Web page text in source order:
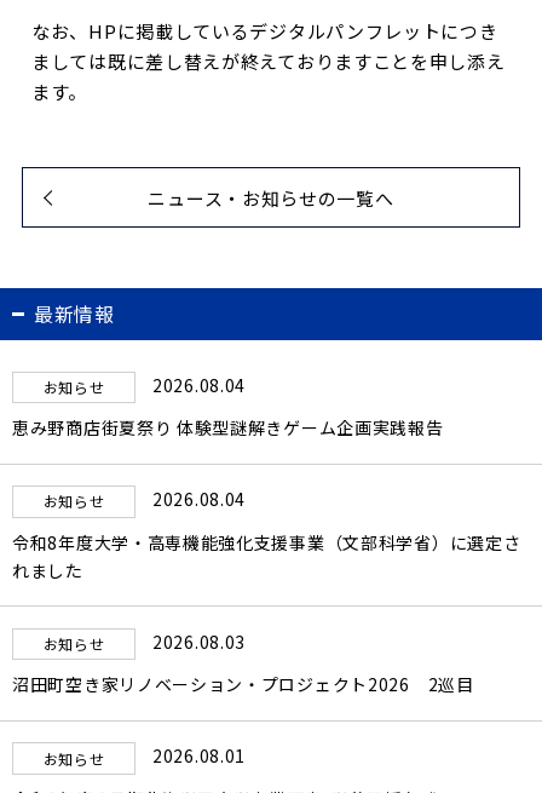
なお、HPに掲載しているデジタルパンフレットにつき
ましては既に差し替えが終えておりますことを申し添え
ます。
ニュース・お知らせの一覧へ
最新情報
お知らせ
2026.08.04
恵み野商店街夏祭り 体験型謎解きゲーム企画実践報告
お知らせ
2026.08.04
令和8年度大学・高専機能強化支援事業（文部科学省）に選定さ
れました
お知らせ
2026.08.03
沼田町空き家リノベーション・プロジェクト2026 2巡目
お知らせ
2026.08.01